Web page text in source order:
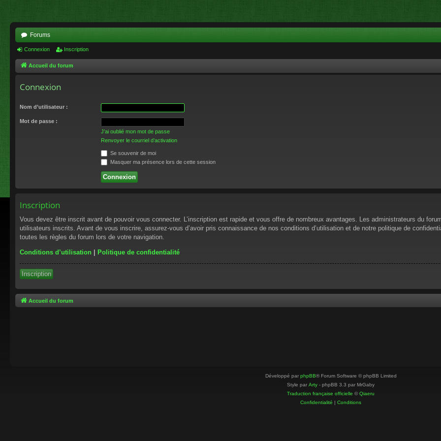
Forums
Connexion Inscription
Accueil du forum
Connexion
Nom d’utilisateur :
Mot de passe :
J’ai oublié mon mot de passe
Renvoyer le courriel d’activation
Se souvenir de moi
Masquer ma présence lors de cette session
Inscription
Vous devez être inscrit avant de pouvoir vous connecter. L’inscription est rapide et vous offre de nombreux avantages. Les administrateurs du
utilisateurs inscrits. Avant de vous inscrire, assurez-vous d’avoir pris connaissance de nos conditions d’utilisation et de notre politique de
toutes les règles du forum lors de votre navigation.
Conditions d’utilisation | Politique de confidentialité
Inscription
Accueil du forum
Développé par phpBB® Forum Software © phpBB Limited
Style par Arty - phpBB 3.3 par MrGaby
Traduction française officielle ©Qiaeru
Confidentialité | Conditions